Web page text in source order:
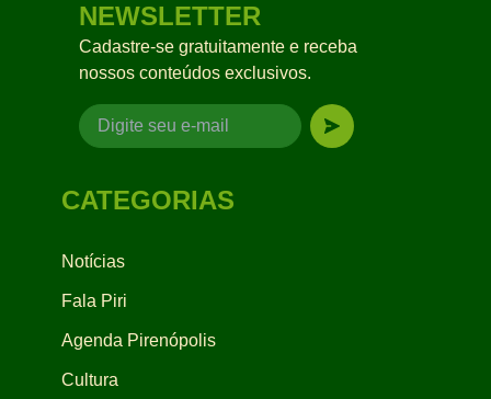
NEWSLETTER
Cadastre-se gratuitamente e receba
nossos conteúdos exclusivos.
CATEGORIAS
Notícias
Fala Piri
Agenda Pirenópolis
Cultura